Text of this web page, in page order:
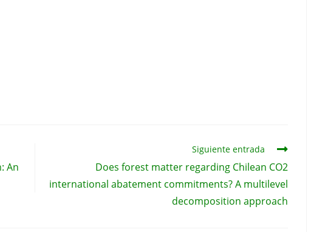
An
Siguiente entrada
Does forest matter regarding Chilean CO2
international abatement commitments? A multilevel
decomposition approach